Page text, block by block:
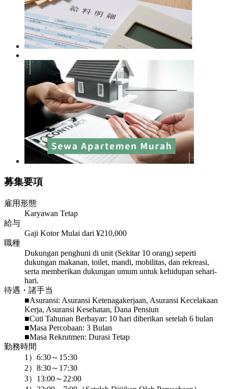
募集要項
雇用形態
Karyawan Tetap
給与
Gaji Kotor Mulai dari ¥210,000
職種
Dukungan penghuni di unit (Sekitar 10 orang) seperti
dukungan makanan, toilet, mandi, mobilitas, dan rekreasi,
serta memberikan dukungan umum untuk kehidupan sehari-
hari.
待遇・諸手当
■Asuransi: Asuransi Ketenagakerjaan, Asuransi Kecelakaan
Kerja, Asuransi Kesehatan, Dana Pensiun
■Cuti Tahunan Berbayar: 10 hari diberikan setelah 6 bulan
■Masa Percobaan: 3 Bulan
■Masa Rekrutmen: Durasi Tetap
勤務時間
1）6:30～15:30
2）8:30～17:30
3）13:00～22:00